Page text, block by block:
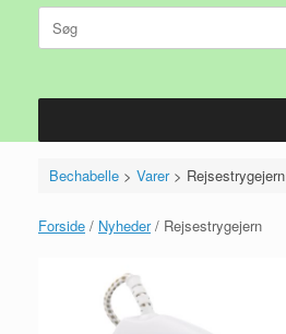
Søg
efter:
Bechabelle> Varer> Rejsestrygejern
Forside / Nyheder/ Rejsestrygejern